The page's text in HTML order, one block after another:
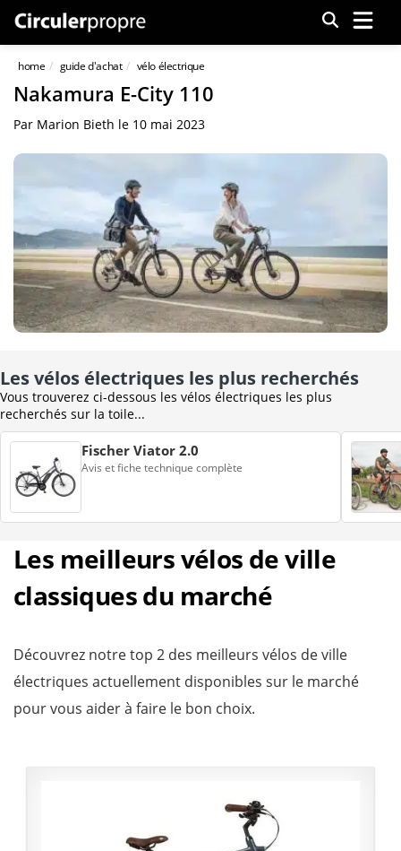
Menu
home guide d'achat vélo électrique
Nakamura E-City 110
Par Marion Bieth le 10 mai 2023
Les vélos électriques les plus recherchés
Vous trouverez ci-dessous les vélos électriques les plus
recherchés sur la toile...
Fischer Viator 2.0
Avis et fiche technique complète
Les meilleurs vélos de ville
classiques du marché
Découvrez notre top 2 des meilleurs vélos de ville
électriques actuellement disponibles sur le marché
pour vous aider à faire le bon choix.